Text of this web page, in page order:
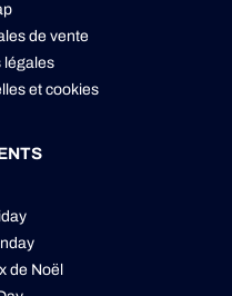
de vente
légales
et cookies
de Noël